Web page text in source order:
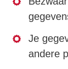
Je
andere